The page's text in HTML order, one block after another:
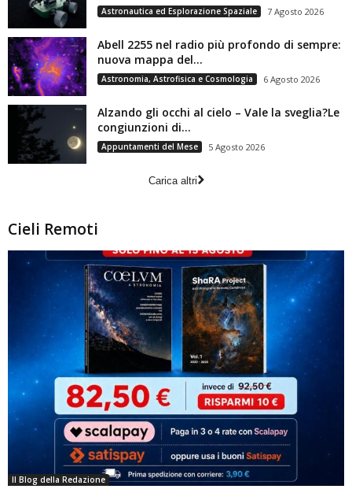
Astronautica ed Esplorazione Spaziale 7 Agosto 2026
Abell 2255 nel radio più profondo di sempre:
nuova mappa del...
Astronomia, Astrofisica e Cosmologia 6 Agosto 2026
Alzando gli occhi al cielo – Vale la sveglia?Le
congiunzioni di...
Appuntamenti del Mese 5 Agosto 2026
Carica altri
Cieli Remoti
Il Blog della Redazione